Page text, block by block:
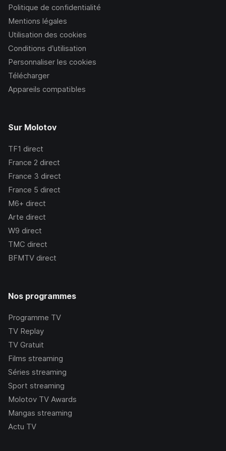
Politique de confidentialité
Mentions légales
Utilisation des cookies
Conditions d’utilisation
Personnaliser les cookies
Télécharger
Appareils compatibles
Sur Molotov
TF1 direct
France 2 direct
France 3 direct
France 5 direct
M6+ direct
Arte direct
W9 direct
TMC direct
BFMTV direct
Nos programmes
Programme TV
TV Replay
TV Gratuit
Films streaming
Séries streaming
Sport streaming
Molotov TV Awards
Mangas streaming
Actu TV